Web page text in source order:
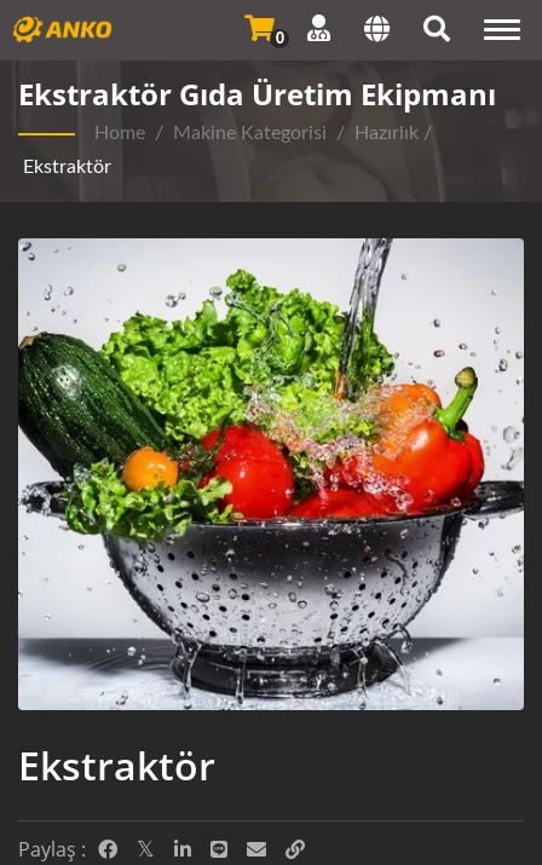
0
Ekstraktör Gıda Üretim Ekipmanı
Home / Makine Kategorisi / Hazırlık /
Ekstraktör
Ekstraktör
Paylaş :